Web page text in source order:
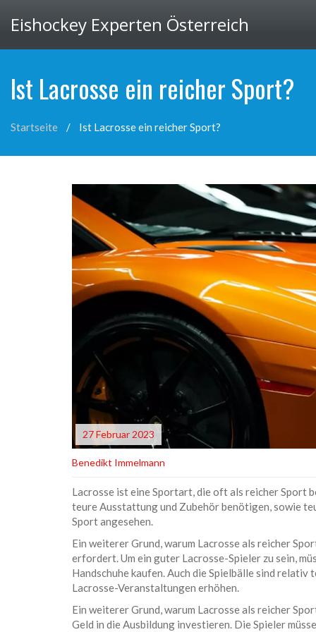
Eishockey Experten Österreich
Ist Lacrosse ein reicher Sport?
Startseite Ist Lacrosse ein reicher Sport?
27 Februar 2023
Benedikt Immelmann
Lacrosse ist eine Sportart, die oft als reicher Sport
teure Ausstattung und Zubehör benötigen, sowie
Sport angesehen.
Ein weiterer Grund, warum Lacrosse als reicher
erfordert. Um ein guter Lacrosse-Spieler zu sein,
Handschuhe kaufen. Auch die Spielbälle sind
Lacrosse-Veranstaltungen erhöhen.
Ein weiterer Grund, warum Lacrosse als reicher
Geld in die Ausbildung investieren. Die Spieler